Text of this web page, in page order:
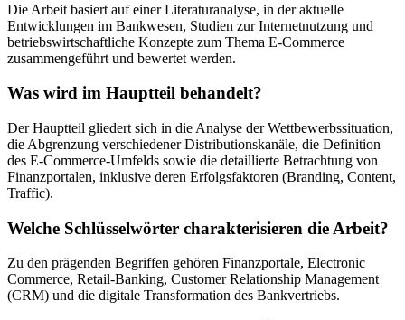
Die Arbeit basiert auf einer Literaturanalyse, in der aktuelle
Entwicklungen im Bankwesen, Studien zur Internetnutzung und
betriebswirtschaftliche Konzepte zum Thema E-Commerce
zusammengeführt und bewertet werden.
Was wird im Hauptteil behandelt?
Der Hauptteil gliedert sich in die Analyse der Wettbewerbssituation,
die Abgrenzung verschiedener Distributionskanäle, die Definition
des E-Commerce-Umfelds sowie die detaillierte Betrachtung von
Finanzportalen, inklusive deren Erfolgsfaktoren (Branding, Content,
Traffic).
Welche Schlüsselwörter charakterisieren die Arbeit?
Zu den prägenden Begriffen gehören Finanzportale, Electronic
Commerce, Retail-Banking, Customer Relationship Management
(CRM) und die digitale Transformation des Bankvertriebs.